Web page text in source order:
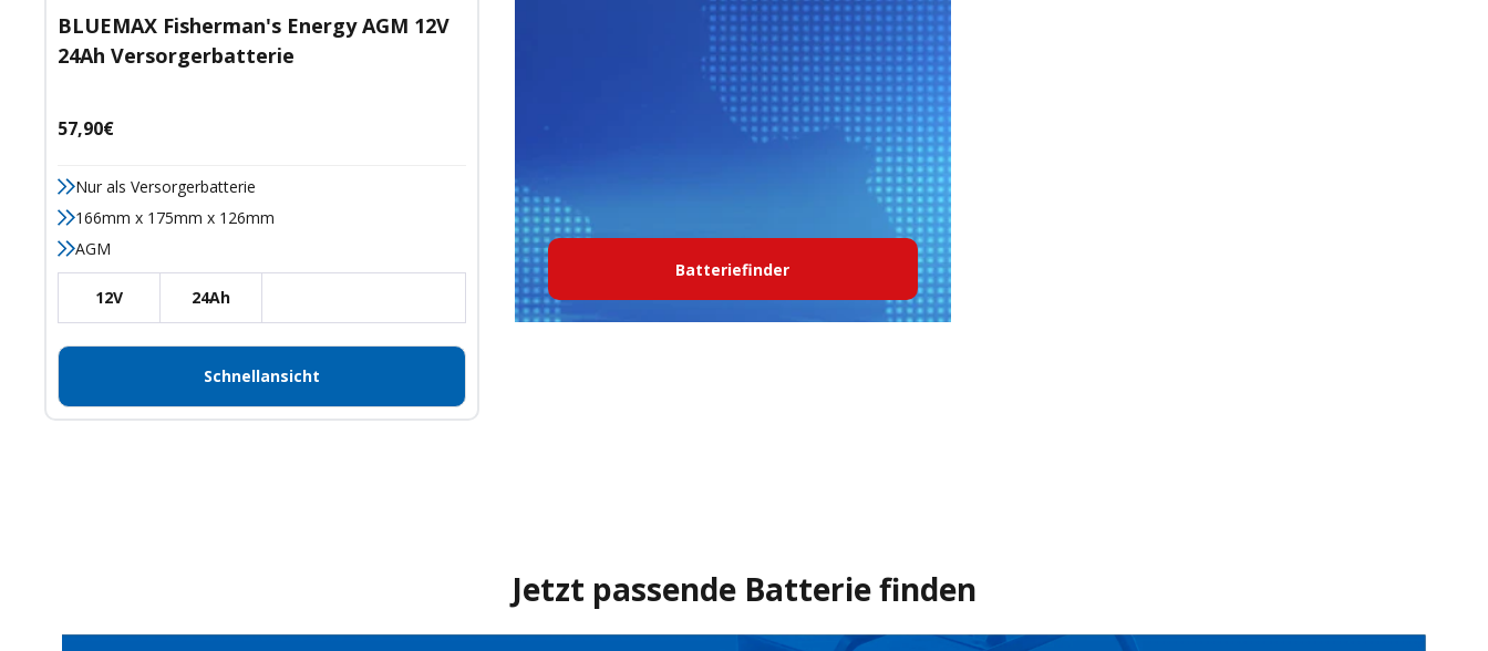
BLUEMAX Fisherman's Energy AGM 12V
24Ah Versorgerbatterie
Angebotspreis
57,90€
Nur als Versorgerbatterie
166mm x 175mm x 126mm
AGM
12V 24Ah
Schnellansicht
Batteriefinder
Jetzt passende Batterie finden